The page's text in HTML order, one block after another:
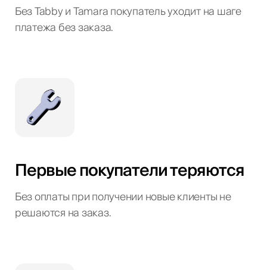
Без Tabby и Tamara покупатель уходит на шаге
платежа без заказа.
Первые покупатели теряются
Без оплаты при получении новые клиенты не
решаются на заказ.